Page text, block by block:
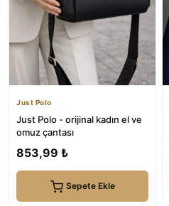
Just Polo
Just Polo - orijinal kadın el ve
omuz çantası
853,99 ₺
Sepete Ekle